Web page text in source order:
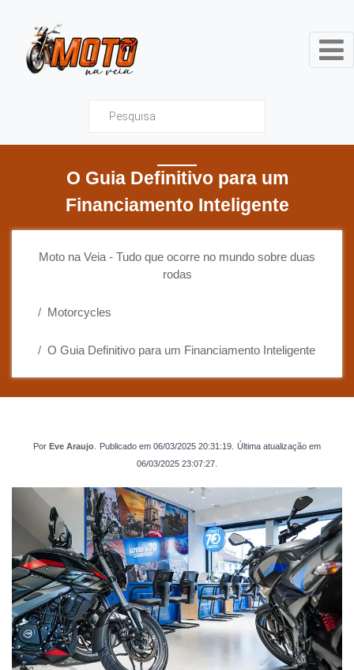
Moto na Veia - Tudo que
O Guia Definitivo para um
Financiamento Inteligente
Moto na Veia - Tudo que ocorre no mundo sobre duas
rodas
Motorcycles
O Guia Definitivo para um Financiamento Inteligente
Por Eve Araujo Publicado em 06/03/2025 20:31:19 Última atualização em
06/03/2025 23:07:27